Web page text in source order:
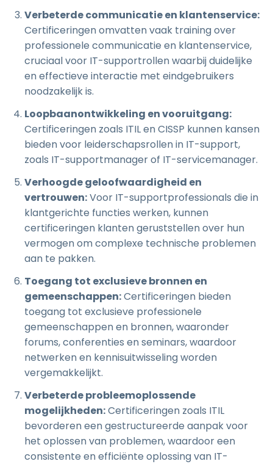
Verbeterde communicatie en klantenservice:
Certificeringen omvatten vaak training over
professionele communicatie en klantenservice,
cruciaal voor IT-supportrollen waarbij duidelijke
en effectieve interactie met eindgebruikers
noodzakelijk is.
Loopbaanontwikkeling en vooruitgang:
Certificeringen zoals ITIL en CISSP kunnen kansen
bieden voor leiderschapsrollen in IT-support,
zoals IT-supportmanager of IT-servicemanager.
Verhoogde geloofwaardigheid en
vertrouwen:Voor IT-supportprofessionals die in
klantgerichte functies werken, kunnen
certificeringen klanten geruststellen over hun
vermogen om complexe technische problemen
aan te pakken.
Toegang tot exclusieve bronnen en
gemeenschappen:Certificeringen bieden
toegang tot exclusieve professionele
gemeenschappen en bronnen, waaronder
forums, conferenties en seminars, waardoor
netwerken en kennisuitwisseling worden
vergemakkelijkt.
Verbeterde probleemoplossende
mogelijkheden:Certificeringen zoals ITIL
bevorderen een gestructureerde aanpak voor
het oplossen van problemen, waardoor een
consistente en efficiënte oplossing van IT-